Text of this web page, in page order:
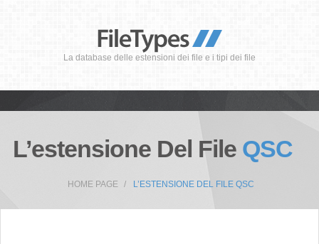
La database delle estensioni dei file e i tipi dei file
L’estensione Del File QSC
HOME PAGE L’ESTENSIONE DEL FILE QSC